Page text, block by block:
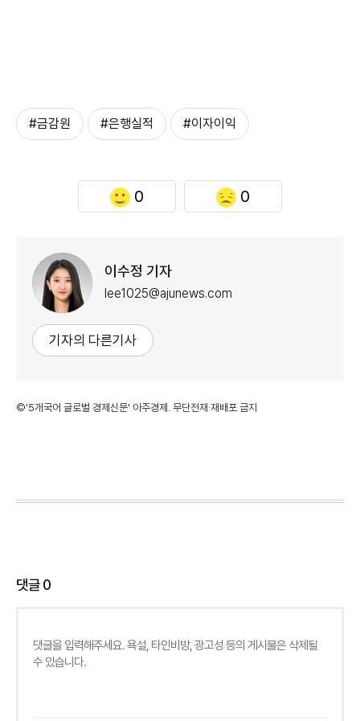
#금감원 #은행실적 #이자이익
0 0
이수정 기자
lee1025@ajunews.com
기자의 다른기사
©'5개국어 글로벌 경제신문' 아주경제. 무단전재·재배포 금지
댓글0